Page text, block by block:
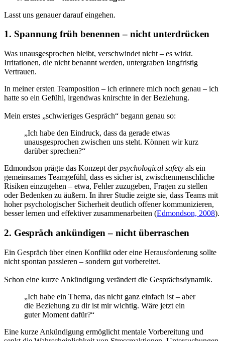
Lasst uns genauer darauf eingehen.
1. Spannung früh benennen – nicht unterdrücken
Was unausgesprochen bleibt, verschwindet nicht – es wirkt.
Irritationen, die nicht benannt werden, untergraben langfristig
Vertrauen.
In meiner ersten Teamposition – ich erinnere mich noch genau – ich
hatte so ein Gefühl, irgendwas knirschte in der Beziehung.
Mein erstes „schwieriges Gespräch“ begann genau so:
„Ich habe den Eindruck, dass da gerade etwas
unausgesprochen zwischen uns steht. Können wir kurz
darüber sprechen?“
Edmondson prägte das Konzept derpsychological safety als ein
gemeinsames Teamgefühl, dass es sicher ist, zwischenmenschliche
Risiken einzugehen – etwa, Fehler zuzugeben, Fragen zu stellen
oder Bedenken zu äußern. In ihrer Studie zeigte sie, dass Teams mit
hoher psychologischer Sicherheit deutlich offener kommunizieren,
besser lernen und effektiver zusammenarbeiten (Edmondson, 2008).
2. Gespräch ankündigen – nicht überraschen
Ein Gespräch über einen Konflikt oder eine Herausforderung sollte
nicht spontan passieren – sondern gut vorbereitet.
Schon eine kurze Ankündigung verändert die Gesprächsdynamik.
„Ich habe ein Thema, das nicht ganz einfach ist – aber
die Beziehung zu dir ist mir wichtig. Wäre jetzt ein
guter Moment dafür?“
Eine kurze Ankündigung ermöglicht mentale Vorbereitung und